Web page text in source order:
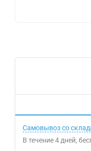
Самовывоз со
В течение4 дней